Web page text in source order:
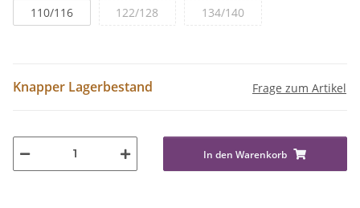
110/116 122/128 134/140
Knapper Lagerbestand Frage zum Artikel
In den Warenkorb